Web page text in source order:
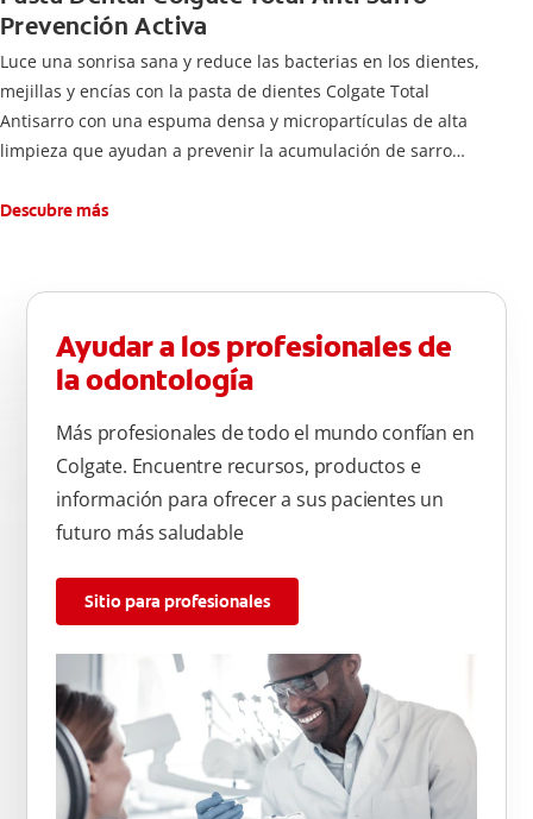
Prevención Activa
Luce una sonrisa sana y reduce las bacterias en los dientes,
mejillas y encías con la pasta de dientes Colgate Total
Antisarro con una espuma densa y micropartículas de alta
limpieza que ayudan a prevenir la acumulación de sarro
Descubre más
Ayudar a los profesionales de
la odontología
Más profesionales de todo el mundo confían en
Colgate. Encuentre recursos, productos e
información para ofrecer a sus pacientes un
futuro más saludable
Sitio para profesionales